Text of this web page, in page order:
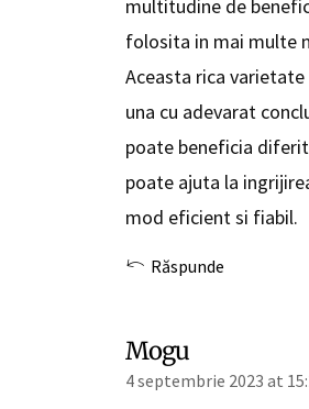
multitudine de
folosita in mai multe
Aceasta rica
una cu adevarat
poate beneficia
poate ajuta la
mod eficient si fiabil.
Răspunde
Mogu
4 septembrie 2023 at